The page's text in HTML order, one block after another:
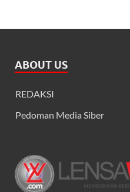
ABOUT US
REDAKSI
Pedoman Media Siber